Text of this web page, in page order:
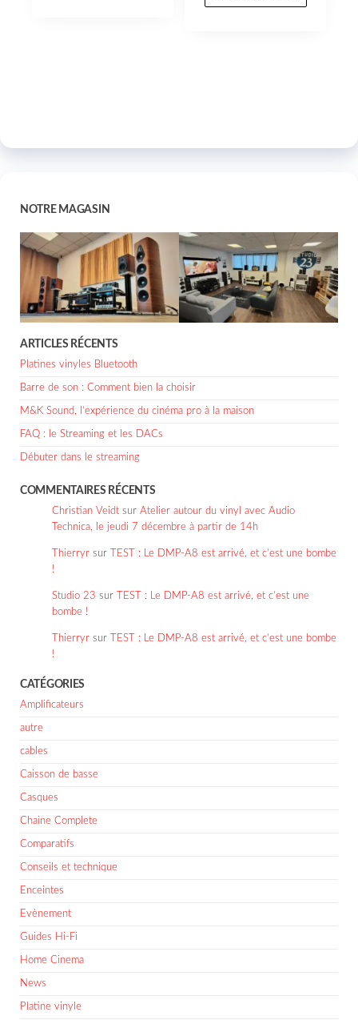
NOTRE MAGASIN
ARTICLES RÉCENTS
Platines vinyles Bluetooth
Barre de son : Comment bien la choisir
M&K Sound, l’expérience du cinéma pro à la maison
FAQ : le Streaming et les DACs
Débuter dans le streaming
COMMENTAIRES RÉCENTS
Christian Veidt sur Atelier autour du vinyl avec Audio
Technica, le jeudi 7 décembre à partir de 14h
Thierryr sur
TEST : Le DMP-A8 est arrivé, et c’est une bombe
!
Studio 23 sur
TEST : Le DMP-A8 est arrivé, et c’est une
bombe !
Thierryr sur
TEST : Le DMP-A8 est arrivé, et c’est une bombe
!
CATÉGORIES
Amplificateurs
autre
cables
Caisson de basse
Casques
Chaine Complete
Comparatifs
Conseils et technique
Enceintes
Evènement
Guides Hi-Fi
Home Cinema
News
Platine vinyle